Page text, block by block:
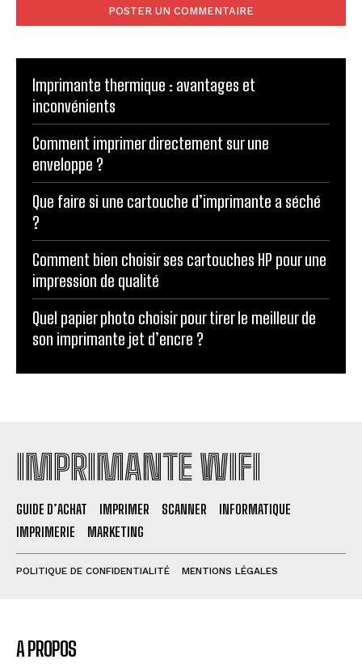
Imprimante thermique : avantages et
inconvénients
Comment imprimer directement sur une
enveloppe ?
Que faire si une cartouche d’imprimante a séché
?
Comment bien choisir ses cartouches HP pour une
impression de qualité
Quel papier photo choisir pour tirer le meilleur de
son imprimante jet d’encre ?
IMPRIMANTE WIFI
GUIDE D’ACHAT IMPRIMER SCANNER
INFORMATIQUE
IMPRIMERIE
MARKETING
POLITIQUE DE CONFIDENTIALITÉ MENTIONS LÉGALES
A PROPOS